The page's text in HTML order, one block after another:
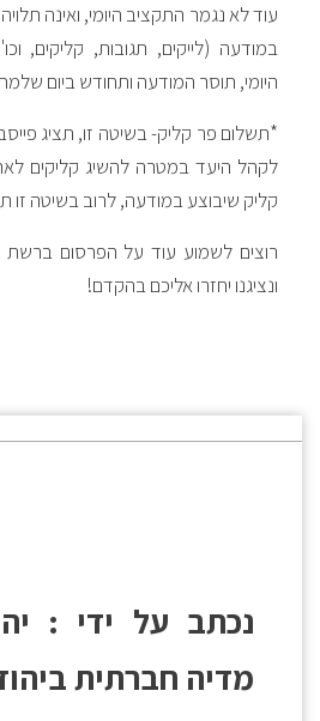
לא נגמר התקציב היומי, ואינה תלויה
(לייקים, תגובות, קליקים, וכו')
תוסר המודעה ותחודש ביום שלמחרת.
פר קליק- בשיטה זו, תציג פייסבוק
היעד במטרה להשיג קליקים לאתר
שיבוצע במודעה, לרוב בשיטה זו תהיה
לשמוע עוד על הפרסום ברשת
יחזרו אליכם בהקדם!
נכתב על ידי :
מדיה חברתית ביהודה